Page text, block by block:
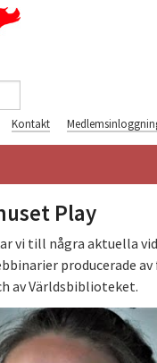
Kontakt
Play
vi till några aktuella
producerade
av Världsbiblioteket.